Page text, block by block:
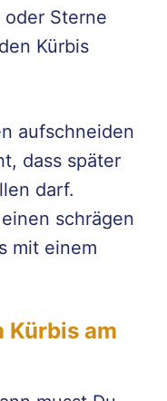
oder Sterne
Kürbis
aufschneiden
dass später
darf.
schrägen
mit einem
Kürbis am